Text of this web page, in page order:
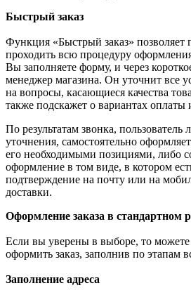
Быстрый заказ
Функция «Быстрый заказ» позволяет
проходить всю процедуру оформления
Вы заполняете форму, и через
менеджер магазина. Он уточнит все
на вопросы, касающиеся качества
также подскажет о вариантах оплаты
По результатам звонка, пользователь
уточнения, самостоятельно
его необходимыми позициями, либо
оформление в том виде, в котором
подтверждение на почту или на
доставки.
Оформление заказа в стандартном
Если вы уверены в выборе, то можете
оформить заказ, заполнив по этапам
Заполнение адреса